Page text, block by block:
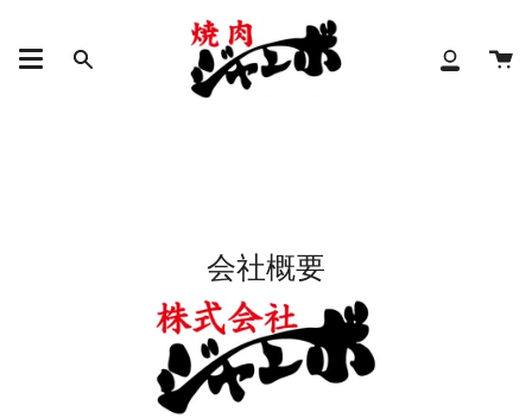
検
ア
カ
会社概要